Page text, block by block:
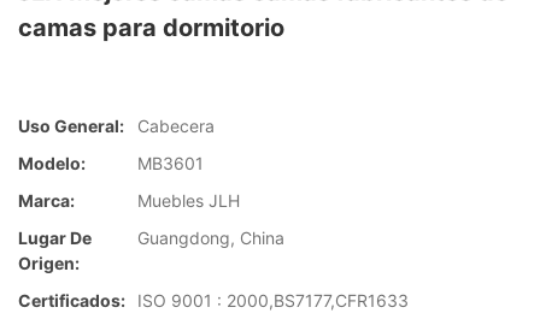
camas para dormitorio
Uso General:
Cabecera
Modelo:
MB3601
Marca:
Muebles JLH
Lugar De
Origen:
Guangdong, China
Certificados:
ISO 9001 : 2000,BS7177,CFR1633